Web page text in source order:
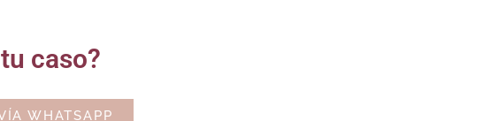
caso?
WHATSAPP